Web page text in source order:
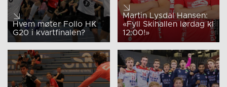
Hvem møter Follo HK
G20 i kvartfinalen?
Martin Lysdal Hansen:
«Fyll Skihallen lørdag kl
12:00!»